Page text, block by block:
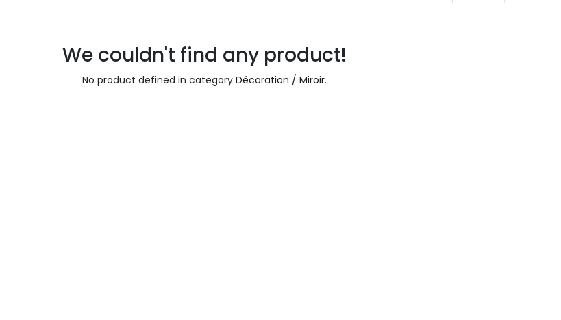
We couldn't find any product!
No product defined in category Décoration / Miroir.